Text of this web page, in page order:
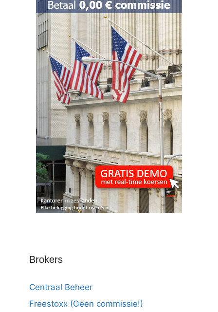
Brokers
Centraal Beheer
Freestoxx (Geen commissie!)